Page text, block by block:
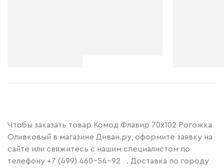
Чтобы заказать товар Комод Флавир 70x102 Рогожка
Оливковый в магазине Диван.ру, оформите заявку на
сайте или свяжитесь с нашим специалистом по
телефону +7 (499) 460-54-92
. Доставка по городу